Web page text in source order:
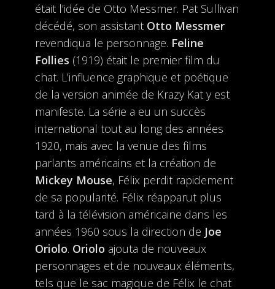
était l’idée de Otto Messmer. Pat Sullivan
décédé, son assistantOtto Messmer
revendiqua le personnage. Feline
Follies (1919) était le premier film du
chat. L’influence graphique et poétique
de la version animée de Krazy Kat y est
manifeste. La série a eu un succès
international tout au long des années
1920, mais avec la venue des films
parlants américains et la création de
Mickey Mouse, Félix perdit rapidement
de sa popularité. Félix réapparut plus
tard à la télévision américaine dans les
années 1960 sous la direction de Joe
Oriolo. Oriolo ajouta de nouveaux
personnages et de nouveaux éléments,
tels que le sac magique de Félix le chat